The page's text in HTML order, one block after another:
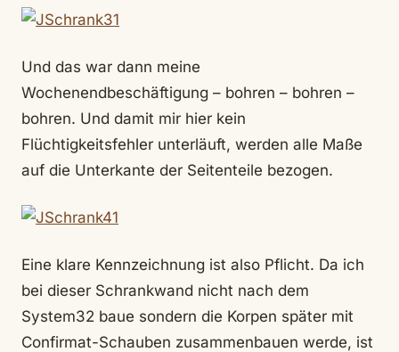
Und das war dann meine
Wochenendbeschäftigung – bohren – bohren –
bohren. Und damit mir hier kein
Flüchtigkeitsfehler unterläuft, werden alle Maße
auf die Unterkante der Seitenteile bezogen.
Eine klare Kennzeichnung ist also Pflicht. Da ich
bei dieser Schrankwand nicht nach dem
System32 baue sondern die Korpen später mit
Confirmat-Schauben zusammenbauen werde, ist